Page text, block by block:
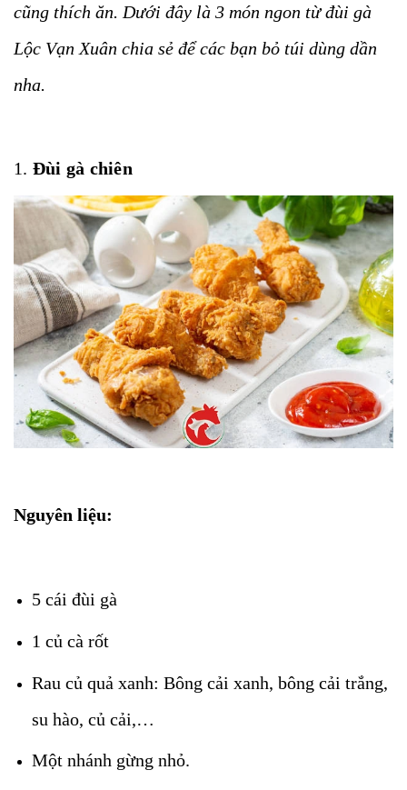
cũng thích ăn. Dưới đây là 3 món ngon từ đùi gà
Lộc Vạn Xuân chia sẻ để các bạn bỏ túi dùng dần
nha.
1. Đùi gà chiên
Nguyên liệu:
5 cái đùi gà
1 củ cà rốt
Rau củ quả xanh: Bông cải xanh, bông cải trắng,
su hào, củ cải,…
Một nhánh gừng nhỏ.